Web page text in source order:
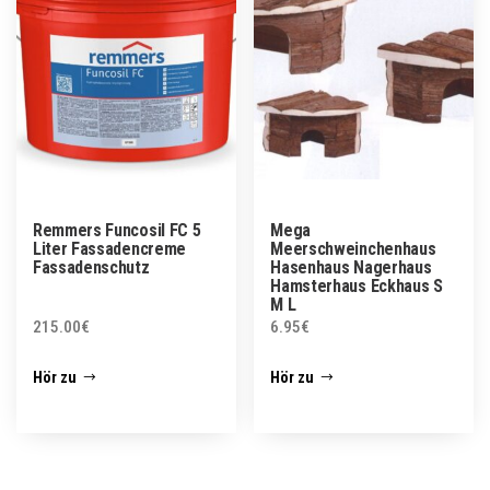
Remmers Funcosil FC 5
Liter Fassadencreme
Fassadenschutz
215.00€
Hör zu
Mega
Meerschweinchenhaus
Hasenhaus Nagerhaus
Hamsterhaus Eckhaus S
M L
6.95€
Hör zu